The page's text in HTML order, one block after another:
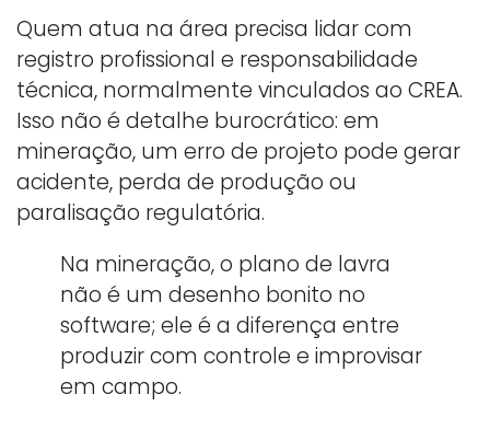
Quem atua na área precisa lidar com
registro profissional e responsabilidade
técnica, normalmente vinculados ao CREA.
Isso não é detalhe burocrático: em
mineração, um erro de projeto pode gerar
acidente, perda de produção ou
paralisação regulatória.
Na mineração, o plano de lavra
não é um desenho bonito no
software; ele é a diferença entre
produzir com controle e improvisar
em campo.